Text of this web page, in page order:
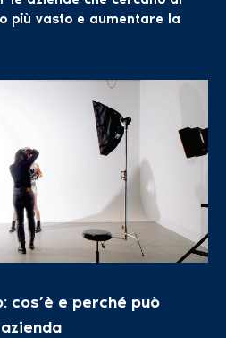
più vasto e aumentare la
cos’è e perché può